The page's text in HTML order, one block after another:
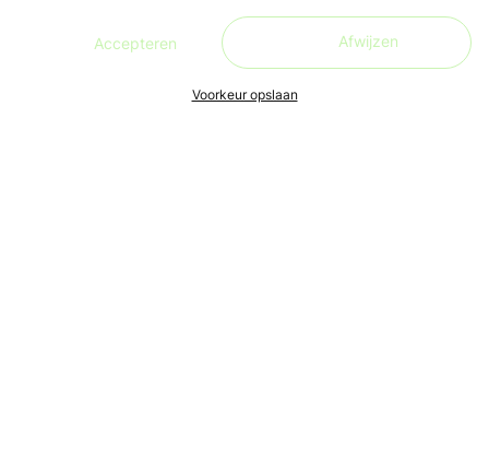
Accepteren Afwijzen
Voorkeur opslaan